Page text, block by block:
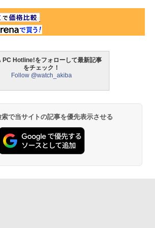
PC Hotline!をフォローして最新記事
をチェック！
Follow @watch_akiba
で当サイトの記事を優先表示させる